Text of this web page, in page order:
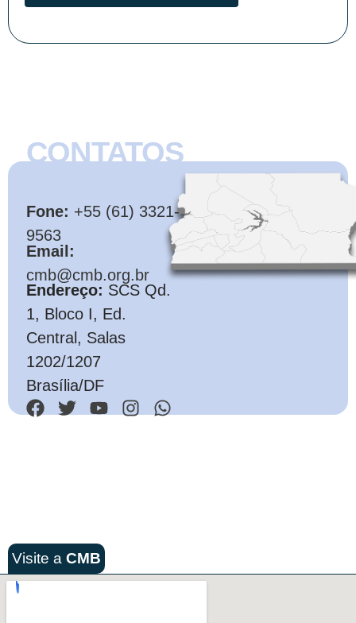
CONTATOS
Fone: +55 (61) 3321-
9563
Email:
cmb@cmb.org.br
Endereço: SCS Qd.
1, Bloco I, Ed.
Central, Salas
1202/1207
Brasília/DF
Visite a CMB